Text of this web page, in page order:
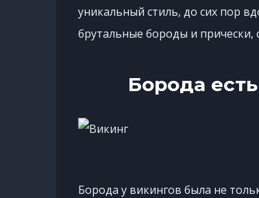
уникальный стиль, до сих пор
брутальные бороды и
Борода
Борода у викингов была не